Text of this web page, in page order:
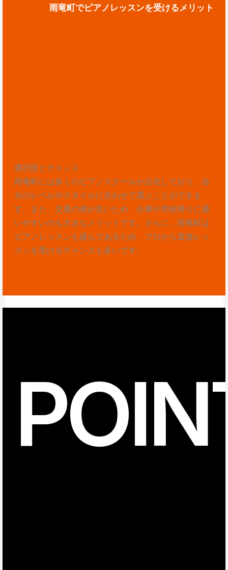
雨竜町でピアノレッスンを受けるメリット
選択肢とチャンス
雨竜町には多くのピアノスクールが点在しており、自
分のレベルやスタイルに合わせて選ぶことができま
す。また、交通の便が良いため、仕事や学校帰りに通
いやすいのも大きなメリットです。さらに、雨竜町は
ピアノレッスンも盛んであるため、プロから直接レッ
スンを受けるチャンスも多いです。